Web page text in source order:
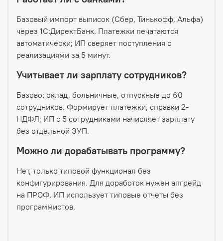
Базовый импорт выписок (Сбер, Тинькофф, Альфа)
через 1С:ДиректБанк. Платежки печатаются
автоматически; ИП сверяет поступления с
реализациями за 5 минут.
Учитывает ли зарплату сотрудников?
Базово: оклад, больничные, отпускные до 60
сотрудников. Формирует платежки, справки 2-
НДФЛ; ИП с 5 сотрудниками начисляет зарплату
без отдельной ЗУП.
Можно ли дорабатывать программу?
Нет, только типовой функционал без
конфигурирования. Для доработок нужен апгрейд
на ПРОФ. ИП использует типовые отчеты без
программистов.